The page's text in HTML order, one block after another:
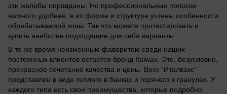
эти жалобы оправданы. Но профессиональные полоски
намного удобнее, в их форме и структуре учтены особенности
обрабатываемой зоны. Так что можете протестировать и
купить наиболее подходящие для себя варианты.
В то же время неизменным фаворитом среди наших
постоянных клиентов остается бренд Italwax. Это, безусловно,
прекрасное сочетание качества и цены. Воск “Италвакс”
представлен в виде теплого в банках и горячего в гранулах. У
каждого типа есть свои преимущества, которые подробно